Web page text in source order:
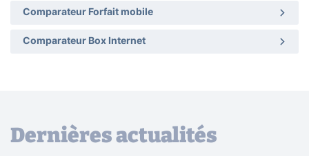
Comparateur Forfait mobile
Comparateur Box Internet
Dernières actualités